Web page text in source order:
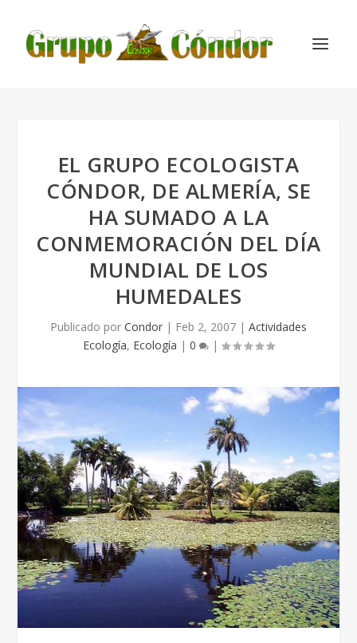
EL GRUPO ECOLOGISTA
CÓNDOR, DE ALMERÍA, SE
HA SUMADO A LA
CONMEMORACIÓN DEL DÍA
MUNDIAL DE LOS
HUMEDALES
Publicado por Condor | Feb 2, 2007 | Actividades
Ecología, Ecología | 0 |